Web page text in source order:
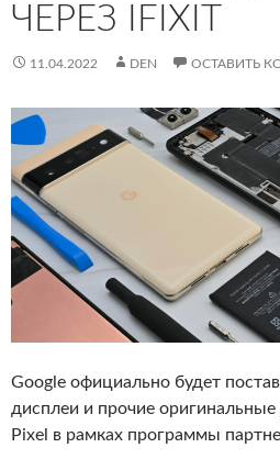
ЧЕРЕЗ IFIXIT
11.04.2022 DEN ОСТАВИТЬ
Google официально будет
дисплеи и прочие
Pixel в рамках программы